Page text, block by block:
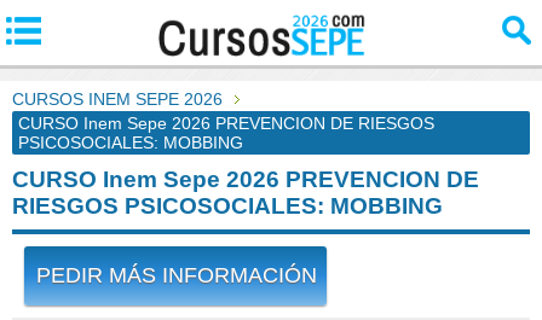
CURSOS INEM SEPE 2026
CURSO Inem Sepe 2026 PREVENCION DE RIESGOS
PSICOSOCIALES: MOBBING
CURSO Inem Sepe 2026 PREVENCION DE
RIESGOS PSICOSOCIALES: MOBBING
PEDIR MÁS INFORMACIÓN